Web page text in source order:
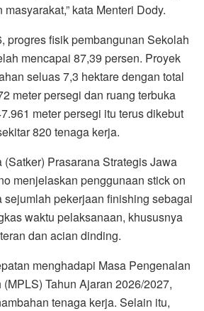
kata Menteri Dody.
progres fisik pembangunan Sekolah
mencapai 87,39 persen. Proyek
seluas 7,3 hektare dengan total
meter persegi dan ruang terbuka
meter persegi itu terus dikebut
820 tenaga kerja.
Prasarana Strategis Jawa
menjelaskan penggunaan stick on
pekerjaan finishing sebagai
waktu pelaksanaan, khususnya
dan acian dinding.
menghadapi Masa Pengenalan
Tahun Ajaran 2026/2027,
tenaga kerja. Selain itu,